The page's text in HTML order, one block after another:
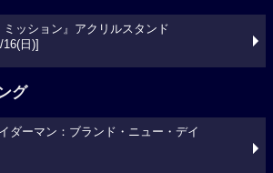
ミッション』アクリルスタンド
日)]
グ
ダーマン：ブランド・ニュー・デイ